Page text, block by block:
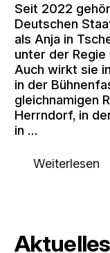
Seit 2022
Deutschen
als Anja in
unter der
Auch wirkt sie
in der
gleichnamigen
Herrndorf, in
in …
Weiterlesen
Aktuelles